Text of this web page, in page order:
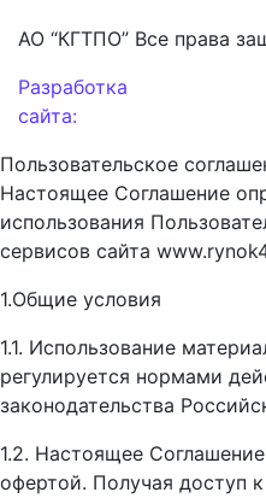
АО “КГТПО” Все права
Разработка
сайта:
Пользовательское
Настоящее Соглашение
использования
сервисов сайта
1.Общие условия
1.1. Использование
регулируется нормами
законодательства
1.2. Настоящее
офертой. Получая доступ